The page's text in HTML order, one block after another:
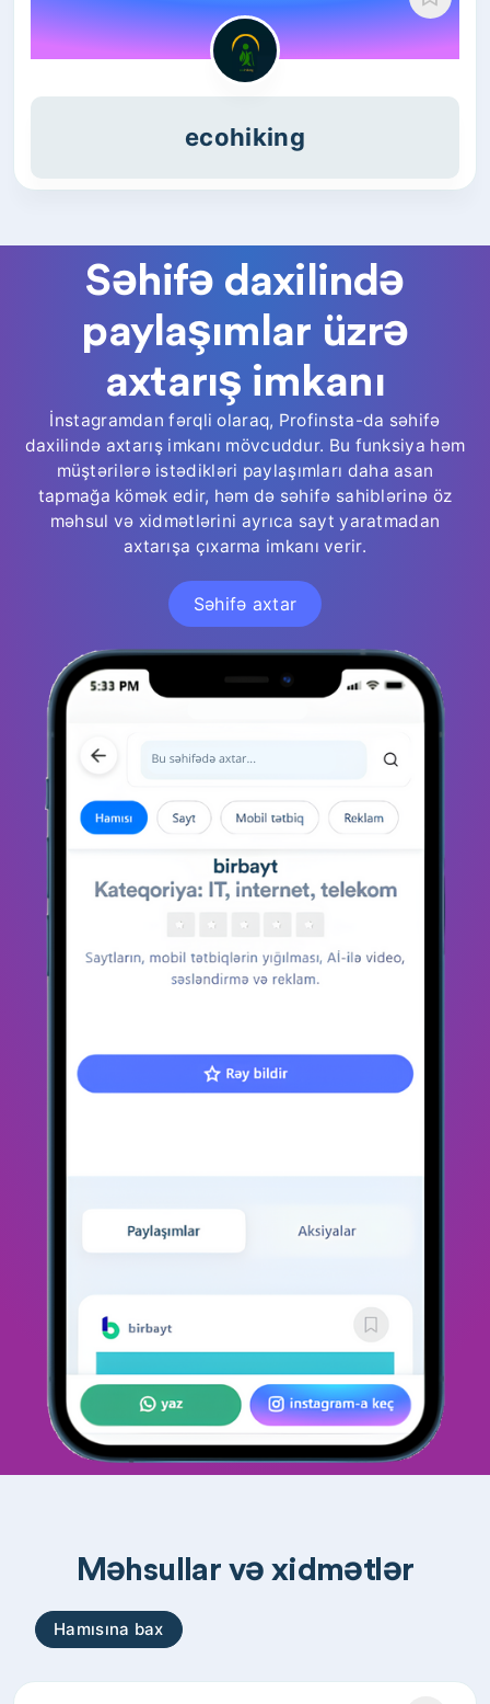
ecohiking
Səhifə daxilində
paylaşımlar üzrə
axtarış imkanı
İnstagramdan fərqli olaraq, Profinsta-da səhifə
daxilində axtarış imkanı mövcuddur. Bu funksiya həm
müştərilərə istədikləri paylaşımları daha asan
tapmağa kömək edir, həm də səhifə sahiblərinə öz
məhsul və xidmətlərini ayrıca sayt yaratmadan
axtarışa çıxarma imkanı verir.
Səhifə axtar
Məhsullar və xidmətlər
Hamısına bax